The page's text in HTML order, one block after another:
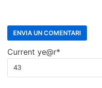
Current ye@r*